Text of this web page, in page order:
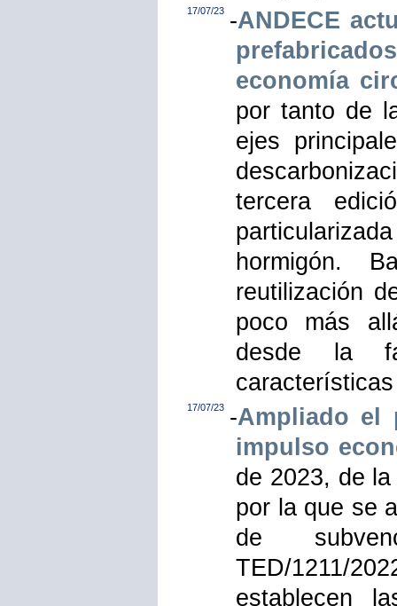
17/07/23 -ANDECE
economía
por tanto de
ejes
tercera
hormigón.
reutilización
poco más
desde la
17/07/23 -Ampliado el
impulso
de 2023, de
por la que se
de
TED/1211/
establecen